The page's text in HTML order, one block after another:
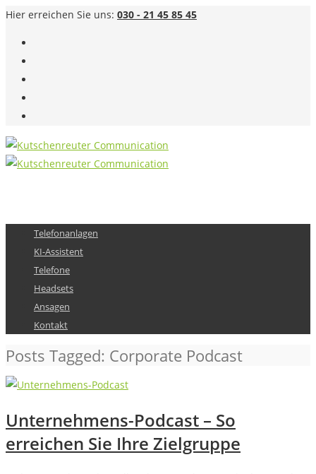
Hier erreichen Sie uns: 030 - 21 45 85 45
Telefonanlagen
KI-Assistent
Telefone
Headsets
Ansagen
Kontakt
Posts Tagged: Corporate Podcast
Unternehmens-Podcast – So
erreichen Sie Ihre Zielgruppe